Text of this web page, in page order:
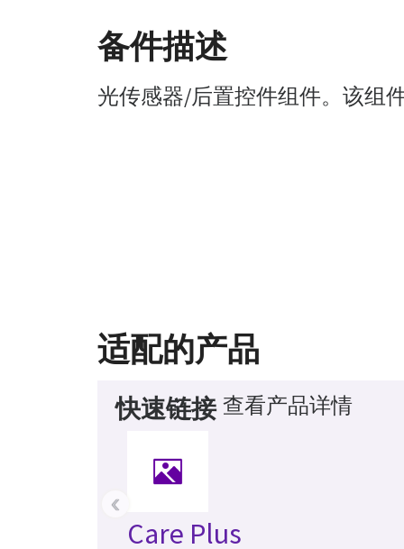
备件描述
光传感器/后置控件组件。该组
适配的产品
快速链接 查看产品详情
Care Plus
‹